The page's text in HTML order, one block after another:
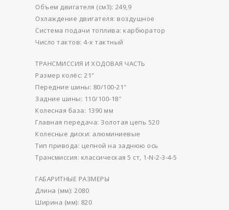
Объем двигателя (см3): 249,9
Охлаждение двигателя: воздушное
Система подачи топлива: карбюратор
Число тактов: 4-х тактный
ТРАНСМИССИЯ И ХОДОВАЯ ЧАСТЬ
Размер колёс: 21″
Передние шины: 80/100-21″
Задние шины: 110/100-18″
Колесная база: 1390 мм
Главная передача: Золотая цепь 520
Колесные диски: алюминиевые
Тип привода: цепной на заднюю ось
Трансмиссия: классическая 5 ст, 1-N-2-3-4-5
ГАБАРИТНЫЕ РАЗМЕРЫ
Длина (мм): 2080
Ширина (мм): 820